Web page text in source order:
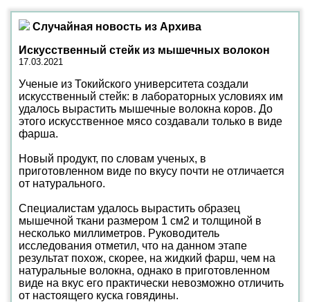
Случайная новость из Архива
Искусственный стейк из мышечных волокон
17.03.2021
Ученые из Токийского университета создали
искусственный стейк: в лабораторных условиях им
удалось вырастить мышечные волокна коров. До
этого искусственное мясо создавали только в виде
фарша.
Новый продукт, по словам ученых, в
приготовленном виде по вкусу почти не отличается
от натурального.
Специалистам удалось вырастить образец
мышечной ткани размером 1 см2 и толщиной в
несколько миллиметров. Руководитель
исследования отметил, что на данном этапе
результат похож, скорее, на жидкий фарш, чем на
натуральные волокна, однако в приготовленном
виде на вкус его практически невозможно отличить
от настоящего куска говядины.